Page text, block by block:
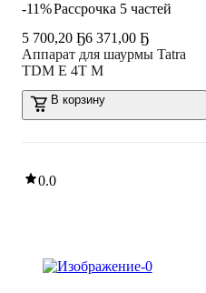
-11%Рассрочка 5 частей
5 700,20 Ҕ6 371,00 Ҕ
Аппарат для шаурмы Tatra
TDM E 4T M
В корзину
0.0